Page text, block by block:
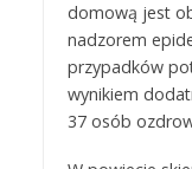
domową jest
nadzorem
przypadków
wynikiem
37 osób